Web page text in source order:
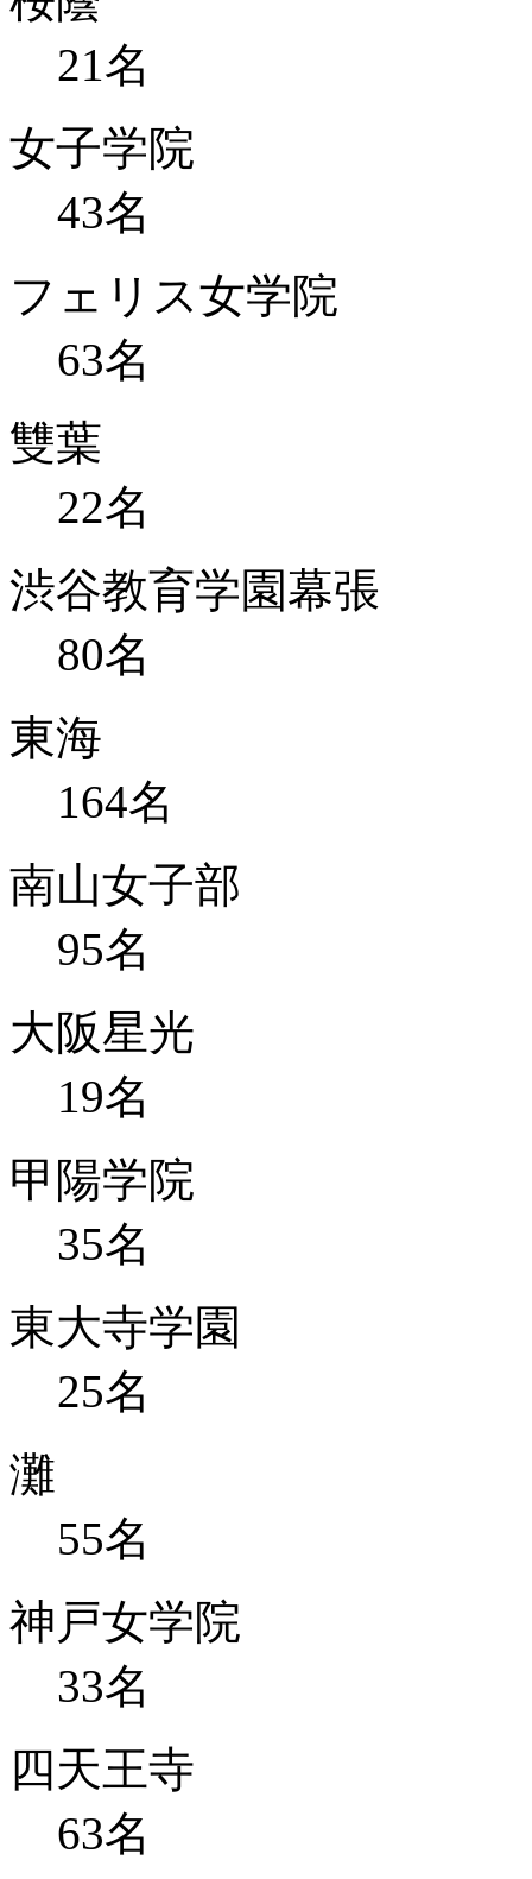
21名
女子学院
43名
フェリス女学院
63名
雙葉
22名
渋谷教育学園幕張
80名
東海
164名
南山女子部
95名
大阪星光
19名
甲陽学院
35名
東大寺学園
25名
灘
55名
神戸女学院
33名
四天王寺
63名